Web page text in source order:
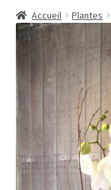
À propos
Nouvelles
Accueil Plantes